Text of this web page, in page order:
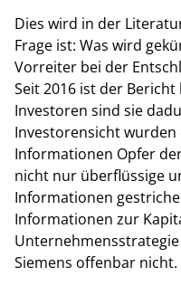
Dies wird in der
Frage ist: Was wird
Vorreiter bei der
Seit 2016 ist der
Investoren sind sie
Investorensicht
Informationen Opfer
nicht nur überflüssige
Informationen
Informationen zur
Siemens offenbar nicht.